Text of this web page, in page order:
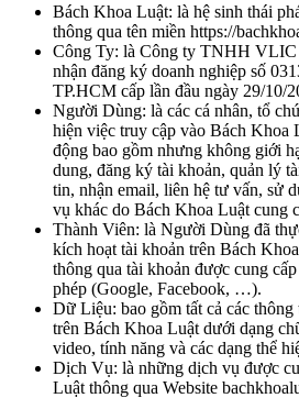
Bách Khoa Luật: là hệ sinh thái
thông qua tên miền https://
Công Ty: là Công ty TNHH VLIC
nhận đăng ký doanh nghiệp số
TP.HCM cấp lần đầu ngày 29/10/
Người Dùng: là các cá nhân, tổ
hiện việc truy cập vào Bách Khoa
động bao gồm nhưng không giới
dung, đăng ký tài khoản, quản lý
tin, nhận email, liên hệ tư vấn, sử
vụ khác do Bách Khoa Luật cung
Thành Viên: là Người Dùng đã
kích hoạt tài khoản trên Bách
thông qua tài khoản được cung
phép (Google, Facebook, …).
Dữ Liệu: bao gồm tất cả các
trên Bách Khoa Luật dưới dạng
video, tính năng và các dạng thể
Dịch Vụ: là những dịch vụ được
Luật thông qua Website